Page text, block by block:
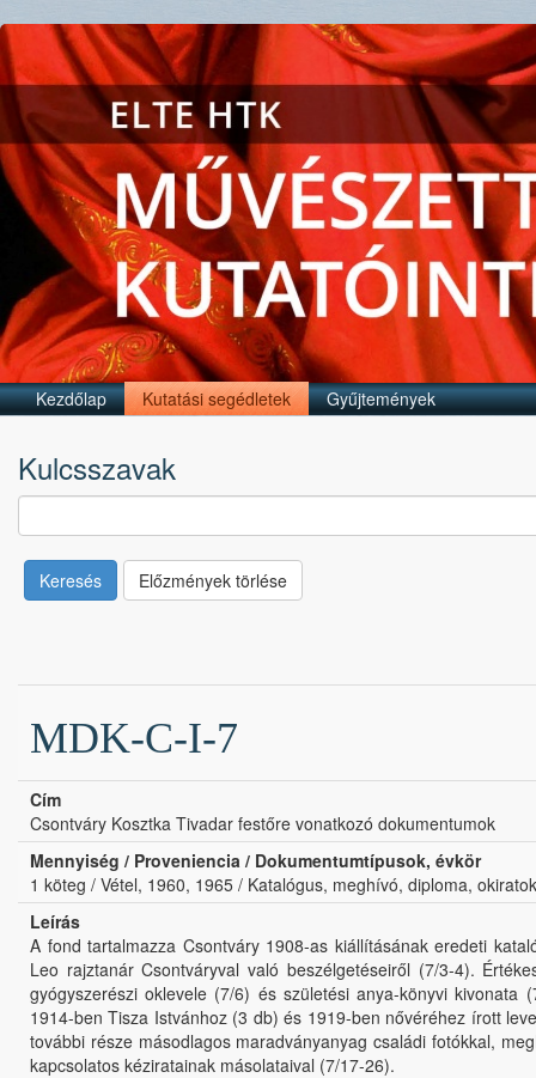
Kezdőlap Kutatási segédletek Gyűjtemények
Kulcsszavak
Keresés Előzmények törlése
MDK-C-I-7
Cím
Csontváry Kosztka Tivadar festőre vonatkozó dokumentumok
Mennyiség / Proveniencia / Dokumentumtípusok, évkör
1 köteg / Vétel, 1960, 1965 / Katalógus, meghívó, diploma,
Leírás
A fond tartalmazza Csontváry 1908-as kiállításának eredeti
Leo rajztanár Csontváryval való beszélgetéseiről (7/3-4).
gyógyszerészi oklevele (7/6) és születési anya-könyvi
1914-ben Tisza Istvánhoz (3 db) és 1919-ben nővéréhez írott
további része másodlagos maradványanyag családi fotókkal,
kapcsolatos kéziratainak másolataival (7/17-26).